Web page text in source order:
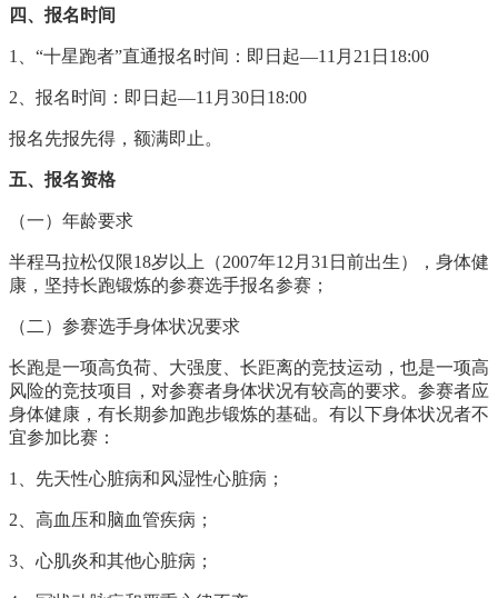
四、报名时间
1 、“十星跑者”直通报名时间：即日起—11 月 21 日 18:00
2 、报名时间：即日起—11 月 30日 18:00
报名先报先得，额满即止。
五、报名资格
（一）年龄要求
半程马拉松仅限18岁以上（2007年12月31日前出生），身体健
康，坚持长跑锻炼的参赛选手报名参赛；
（二）参赛选手身体状况要求
长跑是一项高负荷、大强度、长距离的竞技运动，也是一项高
风险的竞技项目，对参赛者身体状况有较高的要求。参赛者应
身体健康，有长期参加跑步锻炼的基础。有以下身体状况者不
宜参加比赛：
1 、先天性心脏病和风湿性心脏病；
2 、高血压和脑血管疾病；
3 、心肌炎和其他心脏病；